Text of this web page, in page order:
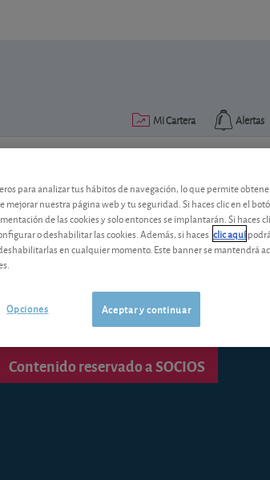
Alertas
Mi Cartera
El oro, dulce refugio
Una apuesta especulativa por el oro
Contenido reservado a SOCIOS
para analizar tus hábitos de navegación, lo que permite
mejorar nuestra página web y tu seguridad. Si haces clic en el
de las cookies y solo entonces se implantarán. Si haces
o deshabilitar las cookies. Además, si haces clic aquí
en cualquier momento. Este banner se mantendrá
Aceptar y continuar
Opciones